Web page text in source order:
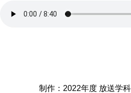
制作：2022年度 放送学